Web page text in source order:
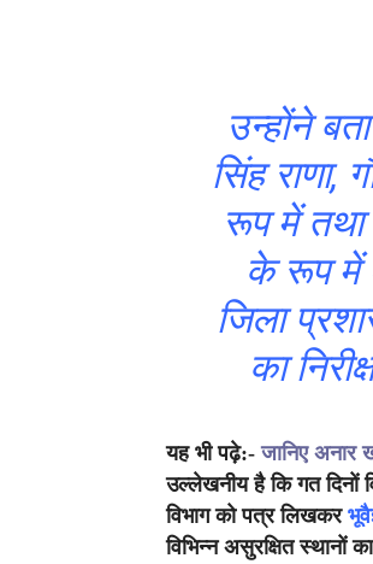
उन्होंने
सिंह राणा,
रूप में तथा
के रूप में
जिला
का
यह भी पढ़े:-जानिए
उल्लेखनीय है कि गत दिनों
विभाग को पत्र लिखकर
विभिन्न असुरक्षित